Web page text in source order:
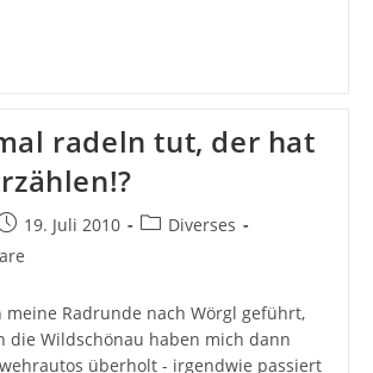
radeln tut, der hat
19. Juli 2010
Beitrags-
Diverses
meine Radrunde nach Wörgl geführt,
die Wildschönau haben mich dann
überholt - irgendwie passiert